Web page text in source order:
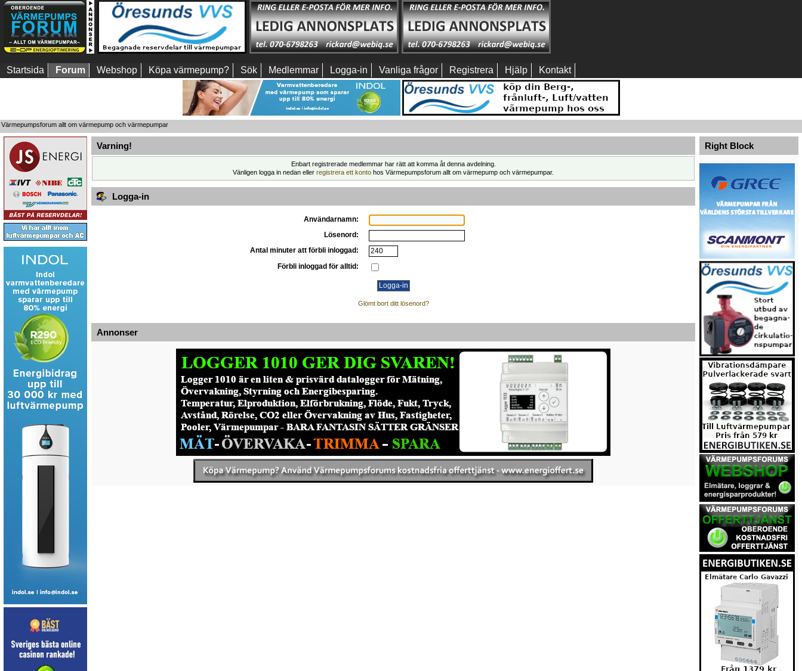
Startsida Forum Webshop Köpa värmepump? Sök Medlemmar Logga-in Vanliga frågor Registrera Hjälp Kontakt
Värmepumpsforum allt om värmepump och värmepumpar
Varning!
Enbart registrerade medlemmar har rätt att komma åt denna avdelning.
Vänligen logga in nedan eller registrera ett konto hos Värmepumpsforum allt om värmepump och värmepumpar.
Logga-in
Användarnamn:
Lösenord:
Antal minuter att förbli inloggad:
Förbli inloggad för alltid:
Glömt bort ditt lösenord?
Annonser
Right Block